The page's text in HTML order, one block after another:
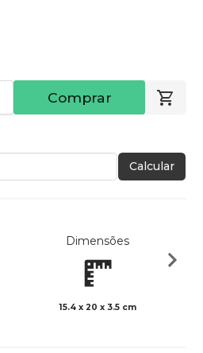
Comprar
Calcular
Dimensões
15.4 x 20 x 3.5 cm